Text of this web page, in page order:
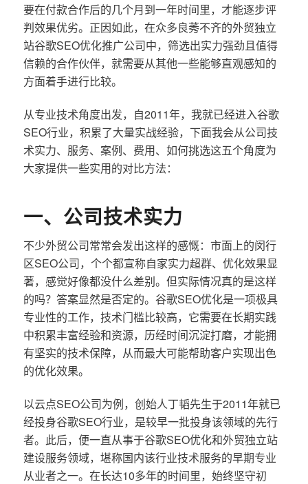
要在付款合作后的几个月到一年时间里，才能逐步评
判效果优劣。正因如此，在众多良莠不齐的外贸独立
站谷歌SEO优化推广公司中，筛选出实力强劲且值得
信赖的合作伙伴，就需要从其他一些能够直观感知的
方面着手进行比较。
从专业技术角度出发，自2011年，我就已经进入谷歌
SEO行业，积累了大量实战经验，下面我会从公司技
术实力、服务、案例、费用、如何挑选这五个角度为
大家提供一些实用的对比方法：
一、公司技术实力
不少外贸公司常常会发出这样的感慨：市面上的闵行
区SEO公司，个个都宣称自家实力超群、优化效果显
著，感觉好像都没什么差别。但实际情况真的是这样
的吗？答案显然是否定的。谷歌SEO优化是一项极具
专业性的工作，技术门槛比较高，它需要在长期实践
中积累丰富经验和资源，历经时间沉淀打磨，才能拥
有坚实的技术保障，从而最大可能帮助客户实现出色
的优化效果。
以云点SEO公司为例，创始人丁韬先生于2011年就已
经投身谷歌SEO行业，是较早一批投身该领域的先行
者。此后，便一直从事于谷歌SEO优化和外贸独立站
建设服务领域，堪称国内该行业技术服务的早期专业
从业者之一。在长达10多年的时间里，始终坚守初